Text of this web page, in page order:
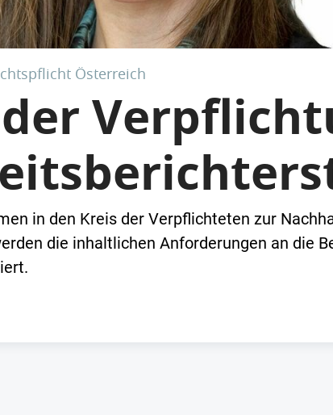
Österreich
in den Kreis der Verpflichteten zur
die inhaltlichen Anforderungen an die